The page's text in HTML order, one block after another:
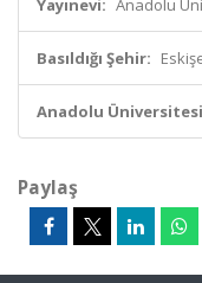
Yayınevi: Anadolu
Basıldığı Şehir:
Anadolu
Paylaş